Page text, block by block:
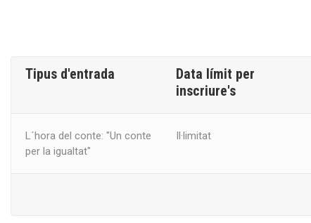
Tipus d'entrada
Data límit per
inscriure's
L´hora del conte: "Un conte
per la igualtat"
Il·limitat